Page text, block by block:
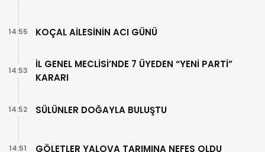
KOÇAL AİLESİNİN ACI GÜNÜ
14:55
İL GENEL MECLİSİ’NDE 7 ÜYEDEN “YENİ PARTİ”
KARARI
14:53
SÜLÜNLER DOĞAYLA BULUŞTU
14:52
GÖLETLER YALOVA TARIMINA NEFES OLDU
14:51